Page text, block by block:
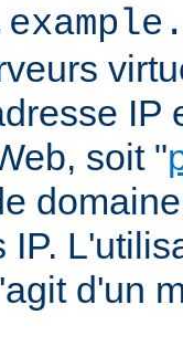
IP
soit "
IP.
d'un